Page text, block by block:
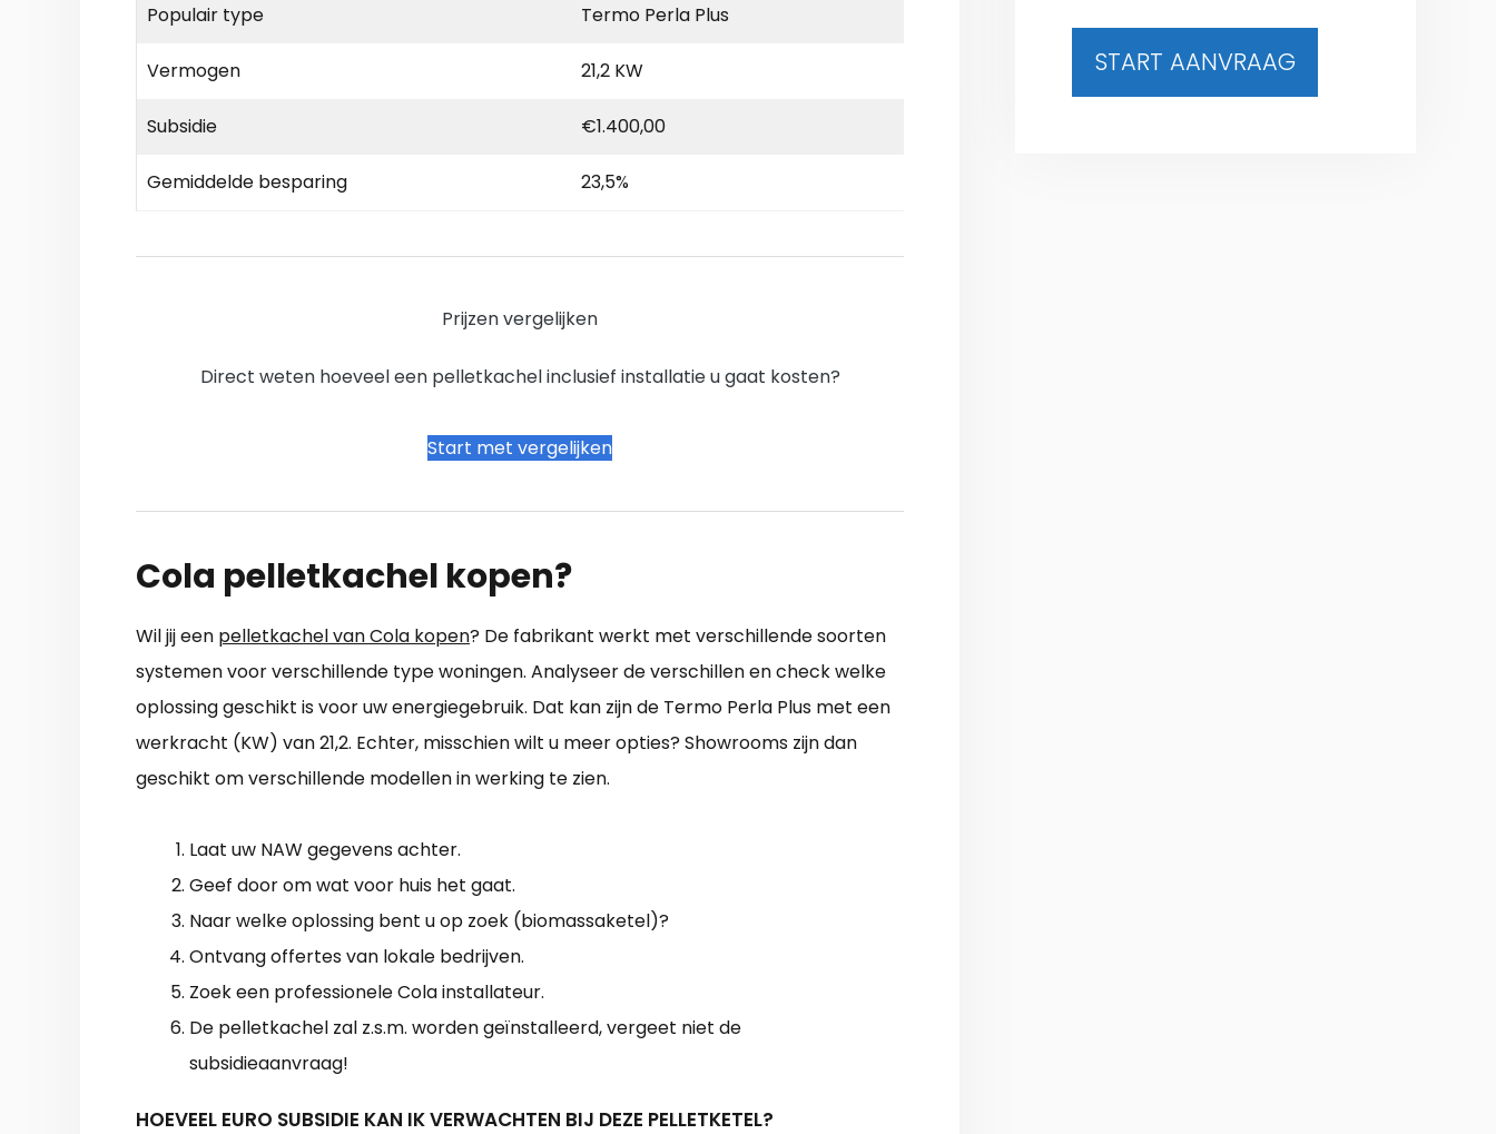
Populair type Termo Perla Plus
Vermogen 21,2 KW
Subsidie €1.400,00
Gemiddelde besparing 23,5%
Prijzen vergelijken
Direct weten hoeveel een pelletkachel inclusief installatie u gaat kosten?
Start met vergelijken
Cola pelletkachel kopen?
Wil jij een pelletkachel van Cola kopen? De fabrikant werkt met verschillende soorten
systemen voor verschillende type woningen. Analyseer de verschillen en check welke
oplossing geschikt is voor uw energiegebruik. Dat kan zijn de Termo Perla Plus met een
werkracht (KW) van 21,2. Echter, misschien wilt u meer opties? Showrooms zijn dan
geschikt om verschillende modellen in werking te zien.
Laat uw NAW gegevens achter.
Geef door om wat voor huis het gaat.
Naar welke oplossing bent u op zoek (biomassaketel)?
Ontvang offertes van lokale bedrijven.
Zoek een professionele Cola installateur.
De pelletkachel zal z.s.m. worden geïnstalleerd, vergeet niet de
subsidieaanvraag!
HOEVEEL EURO SUBSIDIE KAN IK VERWACHTEN BIJ DEZE PELLETKETEL?
START AANVRAAG